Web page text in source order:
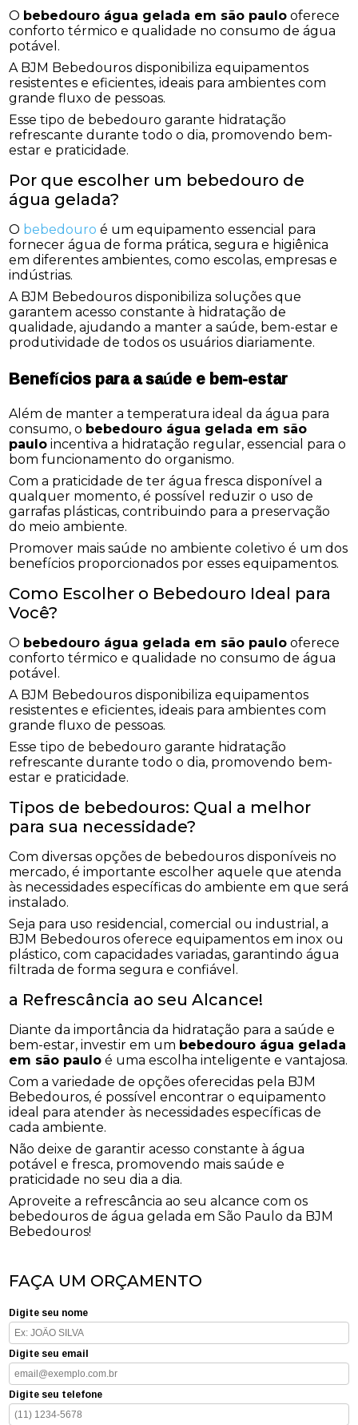
O bebedouro água gelada em são paulo oferece
conforto térmico e qualidade no consumo de água
potável.
A BJM Bebedouros disponibiliza equipamentos
resistentes e eficientes, ideais para ambientes com
grande fluxo de pessoas.
Esse tipo de bebedouro garante hidratação
refrescante durante todo o dia, promovendo bem-
estar e praticidade.
Por que escolher um bebedouro de
água gelada?
O bebedouro é um equipamento essencial para
fornecer água de forma prática, segura e higiênica
em diferentes ambientes, como escolas, empresas e
indústrias.
A BJM Bebedouros disponibiliza soluções que
garantem acesso constante à hidratação de
qualidade, ajudando a manter a saúde, bem-estar e
produtividade de todos os usuários diariamente.
Benefícios para a saúde e bem-estar
Além de manter a temperatura ideal da água para
consumo, o bebedouro água gelada em são
paulo incentiva a hidratação regular, essencial para o
bom funcionamento do organismo.
Com a praticidade de ter água fresca disponível a
qualquer momento, é possível reduzir o uso de
garrafas plásticas, contribuindo para a preservação
do meio ambiente.
Promover mais saúde no ambiente coletivo é um dos
benefícios proporcionados por esses equipamentos.
Como Escolher o Bebedouro Ideal para
Você?
O bebedouro água gelada em são paulo oferece
conforto térmico e qualidade no consumo de água
potável.
A BJM Bebedouros disponibiliza equipamentos
resistentes e eficientes, ideais para ambientes com
grande fluxo de pessoas.
Esse tipo de bebedouro garante hidratação
refrescante durante todo o dia, promovendo bem-
estar e praticidade.
Tipos de bebedouros: Qual a melhor
para sua necessidade?
Com diversas opções de bebedouros disponíveis no
mercado, é importante escolher aquele que atenda
às necessidades específicas do ambiente em que será
instalado.
Seja para uso residencial, comercial ou industrial, a
BJM Bebedouros oferece equipamentos em inox ou
plástico, com capacidades variadas, garantindo água
filtrada de forma segura e confiável.
a Refrescância ao seu Alcance!
Diante da importância da hidratação para a saúde e
bem-estar, investir em um bebedouro água gelada
em são paulo é uma escolha inteligente e vantajosa.
Com a variedade de opções oferecidas pela BJM
Bebedouros, é possível encontrar o equipamento
ideal para atender às necessidades específicas de
cada ambiente.
Não deixe de garantir acesso constante à água
potável e fresca, promovendo mais saúde e
praticidade no seu dia a dia.
Aproveite a refrescância ao seu alcance com os
bebedouros de água gelada em São Paulo da BJM
Bebedouros!
FAÇA UM ORÇAMENTO
Digite seu nome
Digite seu email
Digite seu telefone